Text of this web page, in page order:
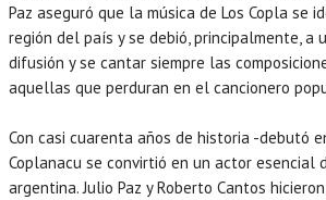
Paz aseguró que la música de Los Copla se
región del país y se debió, principalmente, a
difusión y se cantar siempre las
aquellas que perduran en el cancionero
Con casi cuarenta años de historia -debutó
Coplanacu se convirtió en un actor esencial
argentina. Julio Paz y Roberto Cantos